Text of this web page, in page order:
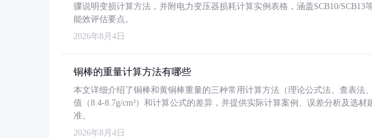
骤说明变损计算方法，并附电力变压器损耗计算实例表格，涵盖SCB10/SCB13
能效评估要点。
2026年8月4日
铜棒的重量计算方法有哪些
本文详细介绍了铜棒和黄铜棒重量的三种常用计算方法（理论公式法、查表法
值（8.4-8.7g/cm³）和计算公式的差异，并提供实际计算案例、误差分析及选材
准。
2026年8月4日